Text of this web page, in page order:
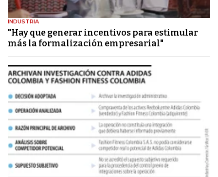
INDUSTRIA
"Hay que generar incentivos para estimular
más la formalización empresarial"